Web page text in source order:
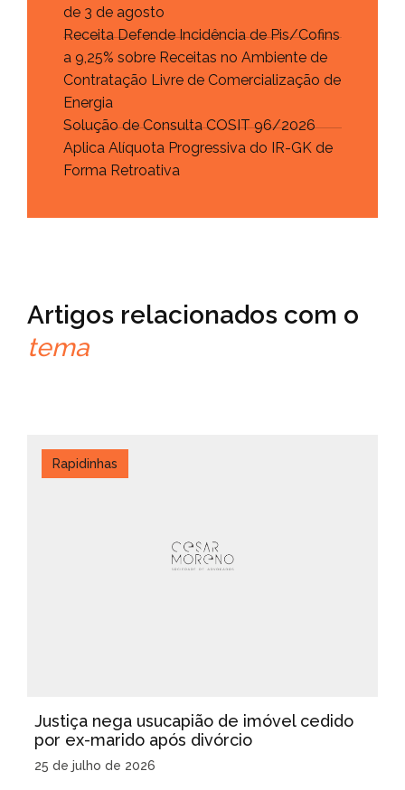
de 3 de agosto
Receita Defende Incidência de Pis/Cofins
a 9,25% sobre Receitas no Ambiente de
Contratação Livre de Comercialização de
Energia
Solução de Consulta COSIT 96/2026
Aplica Alíquota Progressiva do IR-GK de
Forma Retroativa
Artigos relacionados com o
tema
Rapidinhas
Justiça nega usucapião de imóvel cedido
por ex-marido após divórcio
25 de julho de 2026